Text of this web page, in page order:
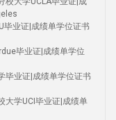
毕业证|成绩单学位证书
毕业证|成绩单学位
毕业证|成绩单学位证书
大学UCI毕业证|成绩单